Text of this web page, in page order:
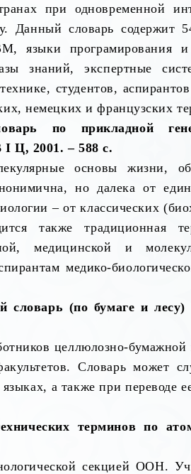
при одновременной
Данный словарь содержит
языки програмирования и
знаний, экспертные
студентов,
немецких и французских
по прикладной
I Ц, 2001. – 588 с.
основы жизни,
но далека от
– от классических
также традиционная
медицинской и
медико-
словарь (по бумаге и
целлюлозно-
Словарь может
а также при переводе
терминов по
секцией ООН.